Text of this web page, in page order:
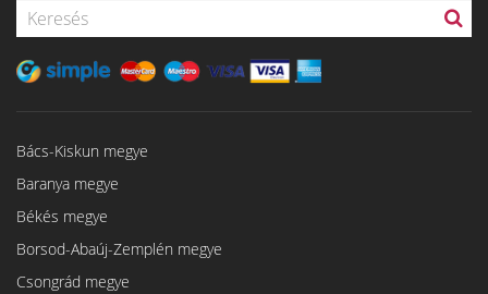
Bács-Kiskun megye
Baranya megye
Békés megye
Borsod-Abaúj-Zemplén megye
Csongrád megye